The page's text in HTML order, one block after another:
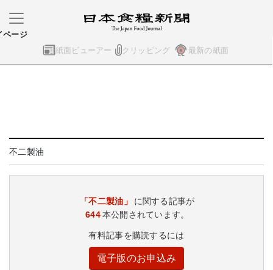
紙面ビューアー クリッピング 最新の紙面
ページ
不二製油
「不二製油」
に関する記事が
644本公開されています。
有料記事を購読するには
電子版のお申込み